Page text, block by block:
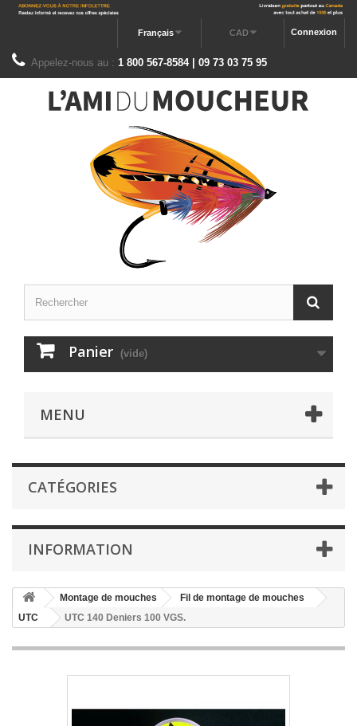
Connexion
CAD
Français
Appelez-nous au : 1 800 567-8584 | 09 73 03 75 95
Panier (vide)
MENU
CATÉGORIES
INFORMATION
Montage de mouches
Fil de montage de mouches
UTC
UTC 140 Deniers 100 VGS.